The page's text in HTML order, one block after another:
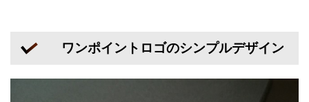
ワンポイントロゴのシンプルデザイン